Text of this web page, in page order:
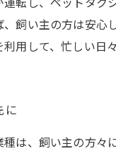
転し、ペットタク
飼い主の方は安心
用して、忙しい日
に
は、飼い主の方々